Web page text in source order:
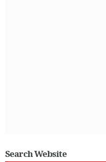
Search Website